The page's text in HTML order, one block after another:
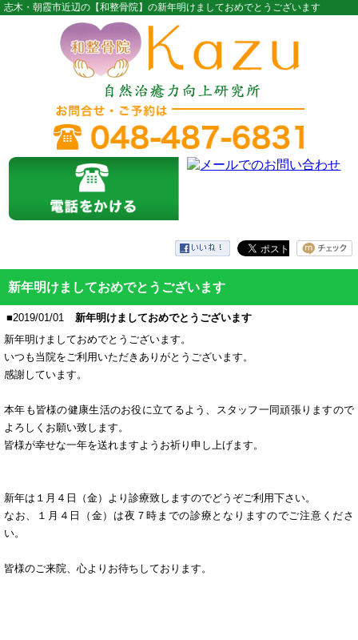
志木・朝霞市近辺の【和整骨院】の新年明けましておめでとうございます
新年明けましておめでとうございます
■2019/01/01
新年明けましておめでとうございます
新年明けましておめでとうございます。
いつも当院をご利用いただきありがとうございます。
感謝しています。
本年も皆様の健康生活のお役に立てるよう、スタッフ一同頑張りますので
よろしくお願い致します。
皆様が幸せな一年を送れますようお祈り申し上げます。
新年は１月４日（金）より診療致しますのでどうぞご利用下さい。
なお、１月４日（金）は夜７時までの診療となりますのでご注意くださ
い。
皆様のご来院、心よりお待ちしております。